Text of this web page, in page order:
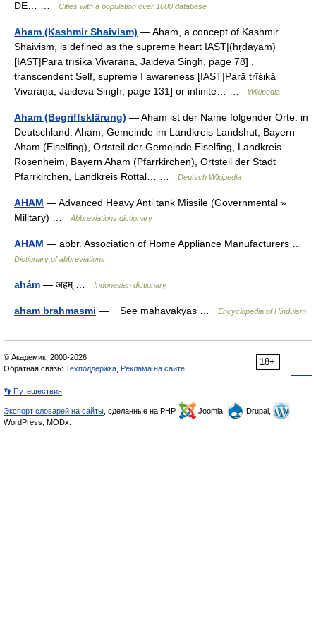
DE… …
Cities with a population over 1000 database
Aham (Kashmir Shaivism) — Aham, a concept of Kashmir
Shaivism, is defined as the supreme heart IAST|(hṛdayam)
[IAST|Parā trīśikā Vivaraṇa, Jaideva Singh, page 78] ,
transcendent Self, supreme I awareness [IAST|Parā trīśikā
Vivaraṇa, Jaideva Singh, page 131] or infinite… …
Wikipedia
Aham (Begriffsklärung) — Aham ist der Name folgender Orte: in
Deutschland: Aham, Gemeinde im Landkreis Landshut, Bayern
Aham (Eiselfing), Ortsteil der Gemeinde Eiselfing, Landkreis
Rosenheim, Bayern Aham (Pfarrkirchen), Ortsteil der Stadt
Pfarrkirchen, Landkreis Rottal… …
Deutsch Wikipedia
AHAM — Advanced Heavy Anti tank Missile (Governmental »
Military) …
Abbreviations dictionary
AHAM — abbr. Association of Home Appliance Manufacturers …
Dictionary of abbreviations
ahám — अहम् … Indonesian dictionary
aham brahmasmi — See mahavakyas … Encyclopedia of Hinduism
18+
© Академик, 2000-2026
Обратная связь: Техподдержка Реклама на сайте
👣 Путешествия
Экспорт словарей на сайты , сделанные на PHP, Joomla,
Drupal,
WordPress, MODx.